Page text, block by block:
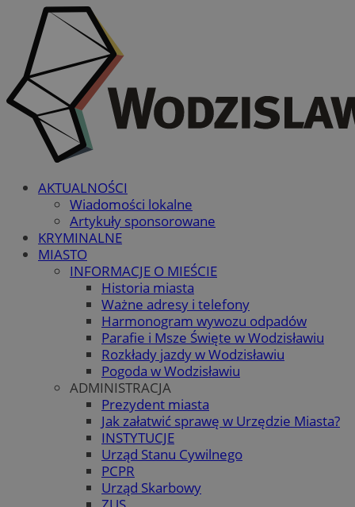
AKTUALNOŚCI
Wiadomości lokalne
Artykuły sponsorowane
KRYMINALNE
MIASTO
INFORMACJE O MIEŚCIE
Historia miasta
Ważne adresy i telefony
Harmonogram wywozu odpadów
Parafie i Msze Święte w Wodzisławiu
Rozkłady jazdy w Wodzisławiu
Pogoda w Wodzisławiu
ADMINISTRACJA
Prezydent miasta
Jak załatwić sprawę w Urzędzie Miasta?
INSTYTUCJE
Urząd Stanu Cywilnego
PCPR
Urząd Skarbowy